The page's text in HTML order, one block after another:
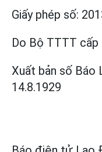
Giấy phép số:
Do Bộ TTTT cấp
Xuất bản số Báo
14.8.1929